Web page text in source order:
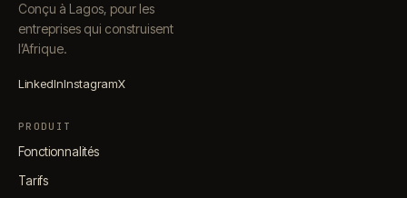
Conçu à Lagos, pour les
entreprises qui construisent
l’Afrique.
LinkedInInstagramX
PRODUIT
Fonctionnalités
Tarifs